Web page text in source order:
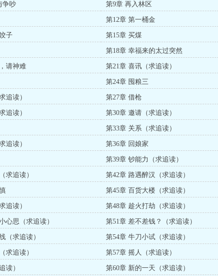
争吵 第9章 再入林区
第12章 第一桶金
子 第15章 买煤
第18章 幸福来的太过突然
请神难 第21章 喜讯（求追读）
第24章 囤粮三
追读） 第27章 借枪
追读） 第30章 邀请（求追读）
第33章 关系（求追读）
追读） 第36章 回娘家
第39章 钞能力（求追读）
求追读） 第42章 路遇醉汉（求追读）
第45章 百货大楼（求追读）
追读） 第48章 趁火打劫（求追读）
心思（求追读） 第51章 差不差钱？（求追读）
（求追读） 第54章 牛刀小试（求追读）
求追读） 第57章 摇人（求追读）
读） 第60章 新的一天（求追读）